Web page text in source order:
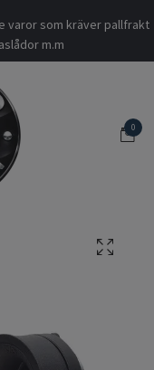
varor som kräver pallfrakt
m.m
0